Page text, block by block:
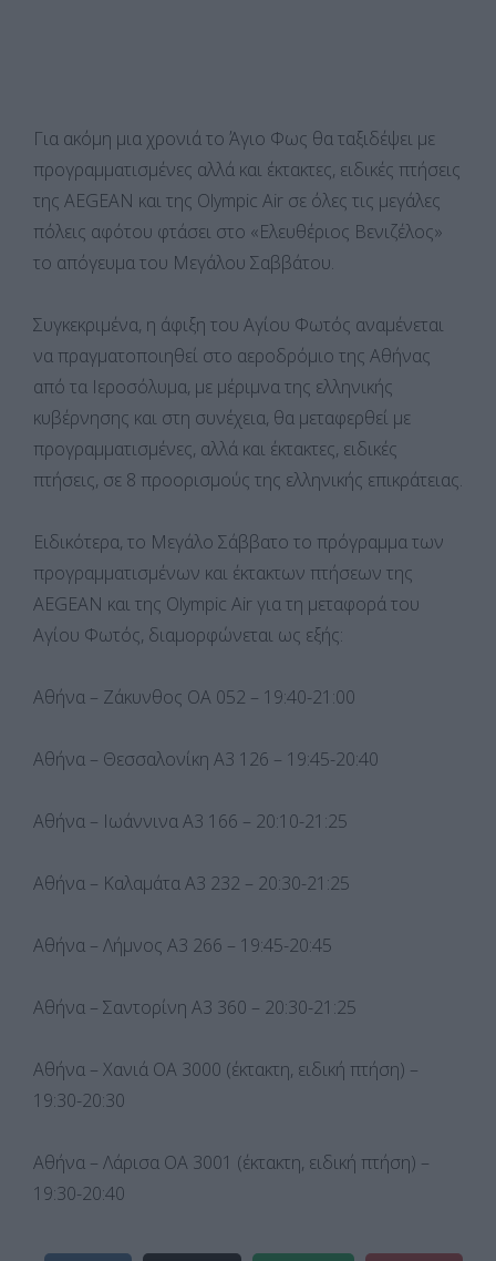
Για ακόμη μια χρονιά το Άγιο Φως θα ταξιδέψει με
προγραμματισμένες αλλά και έκτακτες, ειδικές πτήσεις
της AEGEAN και της Olympic Air σε όλες τις μεγάλες
πόλεις αφότου φτάσει στο «Ελευθέριος Βενιζέλος»
το απόγευμα του Μεγάλου Σαββάτου.
Συγκεκριμένα, η άφιξη του Αγίου Φωτός αναμένεται
να πραγματοποιηθεί στο αεροδρόμιο της Αθήνας
από τα Ιεροσόλυμα, με μέριμνα της ελληνικής
κυβέρνησης και στη συνέχεια, θα μεταφερθεί με
προγραμματισμένες, αλλά και έκτακτες, ειδικές
πτήσεις, σε 8 προορισμούς της ελληνικής επικράτειας.
Ειδικότερα, το Μεγάλο Σάββατο το πρόγραμμα των
προγραμματισμένων και έκτακτων πτήσεων της
AEGEAN και της Olympic Air για τη μεταφορά του
Αγίου Φωτός, διαμορφώνεται ως εξής:
Αθήνα – Ζάκυνθος ΟΑ 052 – 19:40-21:00
Αθήνα – Θεσσαλονίκη Α3 126 – 19:45-20:40
Αθήνα – Ιωάννινα Α3 166 – 20:10-21:25
Αθήνα – Καλαμάτα Α3 232 – 20:30-21:25
Αθήνα – Λήμνος Α3 266 – 19:45-20:45
Αθήνα – Σαντορίνη Α3 360 – 20:30-21:25
Αθήνα – Χανιά OA 3000 (έκτακτη, ειδική πτήση) –
19:30-20:30
Αθήνα – Λάρισα OA 3001 (έκτακτη, ειδική πτήση) –
19:30-20:40